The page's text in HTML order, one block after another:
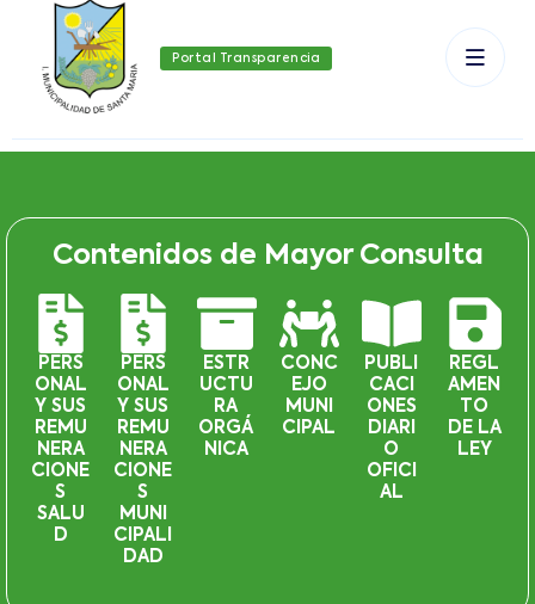
Portal Transparencia
Contenidos de Mayor Consulta
PERS
ONAL
Y SUS
REMU
NERA
CIONE
S
SALU
D
PERS
ONAL
Y SUS
REMU
NERA
CIONE
S
MUNI
CIPALI
DAD
ESTR
UCTU
RA
ORGÁ
NICA
CONC
EJO
MUNI
CIPAL
PUBLI
CACI
ONES
DIARI
O
OFICI
AL
REGL
AMEN
TO
DE LA
LEY